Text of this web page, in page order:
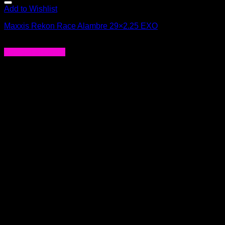
Add to Wishlist
Maxxis Rekon Race Alambre 29×2.25 EXO